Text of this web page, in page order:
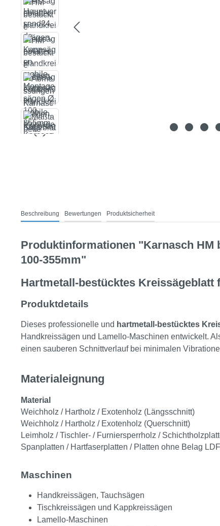
Beschreibung Bewertungen Produktsicherheit
Produktinformationen "Karnasch HM
100-355mm"
Hartmetall-bestücktes Kreissägeblatt
Produktdetails
Dieses professionelle und hartmetall-bestücktes
Handkreissägen und Lamello-Maschinen entwickelt.
einen sauberen Schnittverlauf bei minimalen
Materialeignung
Material
Weichholz / Hartholz / Exotenholz (Längsschnitt)
Weichholz / Hartholz / Exotenholz (Querschnitt)
Leimholz / Tischler- / Furniersperrholz /
Spanplatten / Hartfaserplatten / Platten ohne Belag
Maschinen
Handkreissägen, Tauchsägen
Tischkreissägen und Kappkreissägen
Lamello-Maschinen